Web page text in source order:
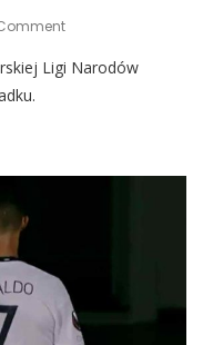
On
Ronaldo
[WIDEO]
Ligi Narodów